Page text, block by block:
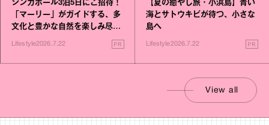
シンガポール3泊5日にご招待！
「マーリー」がガイドする、多
文化と豊かな自然を楽しみ尽く
Lifestyle2026.7.22 PR
【夏の癒やし旅・小浜島】青い
海とサトウキビが待つ、小さな
島へ
Lifestyle2026.7.22 PR
View all